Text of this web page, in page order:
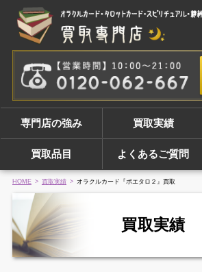
専門店の強み 買取実績
買取品目 よくあるご質問
HOME 買取実績 オラクルカード『ポエタロ２』買取
買取実績